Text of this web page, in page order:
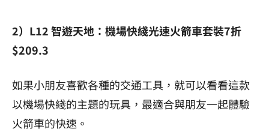
2）L12 智遊天地：機場快綫光速火箭車套裝7折
$209.3
如果小朋友喜歡各種的交通工具，就可以看看這款
以機場快綫的主題的玩具，最適合與朋友一起體驗
火箭車的快速。